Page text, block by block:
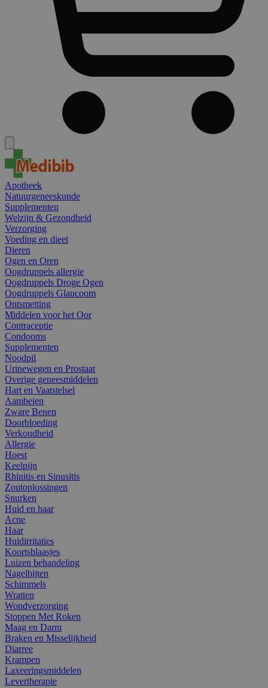
Apotheek
Natuurgeneeskunde
Supplementen
Welzijn & Gezondheid
Verzorging
Voeding en dieet
Dieren
Ogen en Oren
Oogdruppels allergie
Oogdruppels Droge Ogen
Oogdruppels Glaucoom
Ontsmetting
Middelen voor het Oor
Contraceptie
Condooms
Supplementen
Noodpil
Urinewegen en Prostaat
Overige geneesmiddelen
Hart en Vaatstelsel
Aambeien
Zware Benen
Doorbloeding
Verkoudheid
Allergie
Hoest
Keelpijn
Rhinitis en Sinusitis
Zoutoplossingen
Snurken
Huid en haar
Acne
Haar
Huidirritaties
Koortsblaasjes
Luizen behandeling
Nagelbijten
Schimmels
Wratten
Wondverzorging
Stoppen Met Roken
Maag en Darm
Braken en Misselijkheid
Diarree
Krampen
Laxeeringsmiddelen
Levertherapie